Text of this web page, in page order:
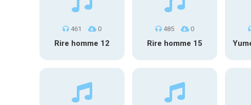
461 0
Rire homme 12
485 0
Rire homme 15